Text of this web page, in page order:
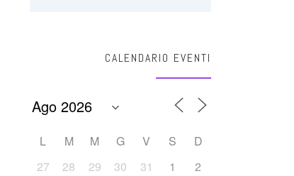
CALENDARIO EVENTI
L M M G V S
D
27
28 29 30 31 1
2